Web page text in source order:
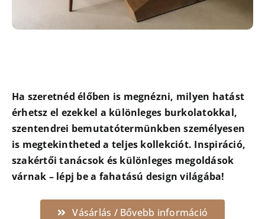
Ha szeretnéd élőben is megnézni, milyen hatást
érhetsz el ezekkel a különleges burkolatokkal,
szentendrei bemutatótermünkben személyesen
is megtekintheted a teljes kollekciót. Inspiráció,
szakértői tanácsok és különleges megoldások
várnak – lépj be a fahatású design világába!
Vásárlás / Bővebb információ